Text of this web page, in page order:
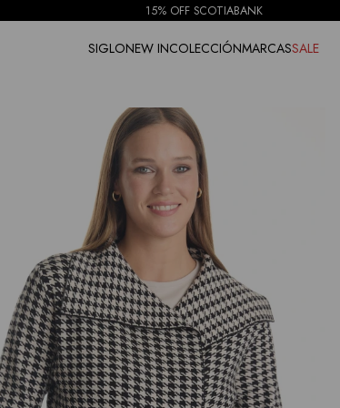
15% OFF SCOTIABANK
SIGLONEW INCOLECCIÓNMARCASSALE
NOTIFICARME